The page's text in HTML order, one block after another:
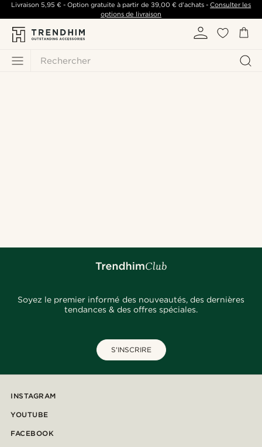
Rechercher
Livraison 5,95 €- Option gratuite à partir de 39,00 €d'achats -Consulter les
options de livraison
Soyez le premier informé des nouveautés, des dernières
tendances & des offres spéciales.
S'INSCRIRE
INSTAGRAM
YOUTUBE
FACEBOOK